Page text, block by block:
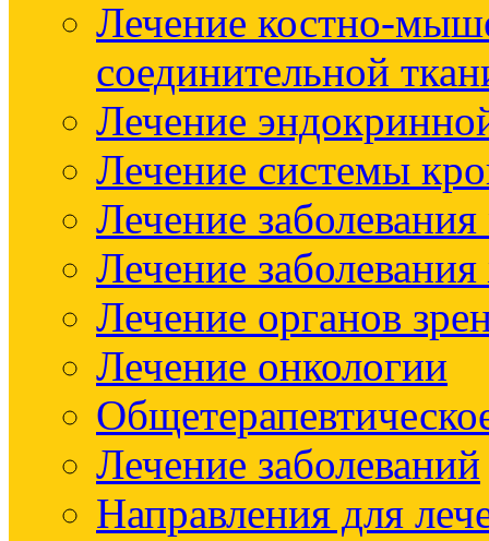
Лечение костно-
соединительной
Лечение
Лечение системы
Лечение
Лечение
Лечение органов
Лечение онкологии
Лечение заболеваний
Направления для